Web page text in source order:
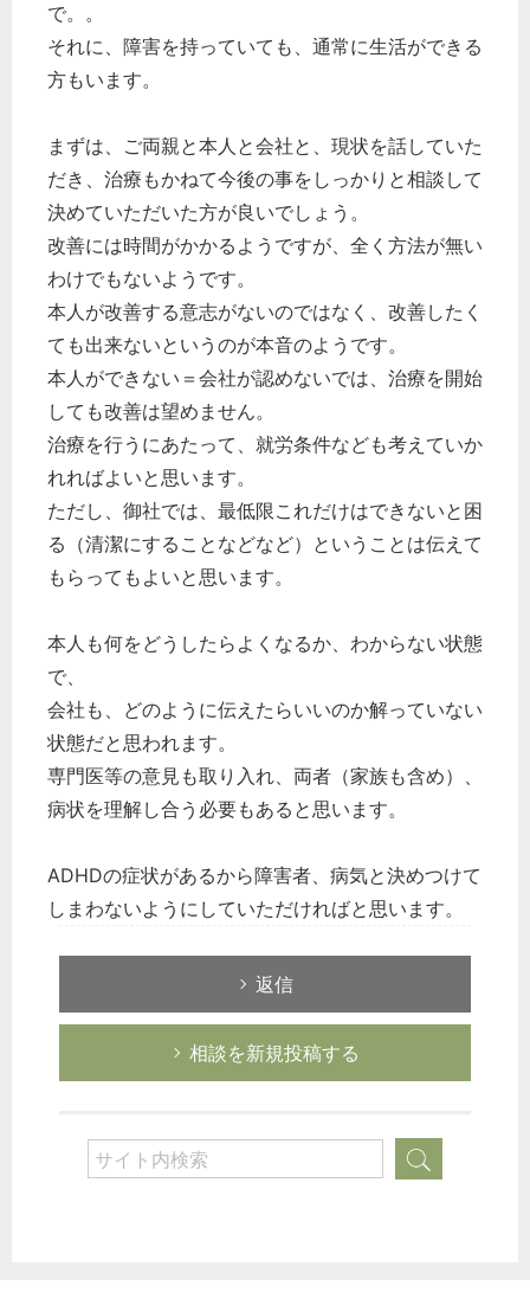
で。。
それに、障害を持っていても、通常に生活ができる
方もいます。
まずは、ご両親と本人と会社と、現状を話していた
だき、治療もかねて今後の事をしっかりと相談して
決めていただいた方が良いでしょう。
改善には時間がかかるようですが、全く方法が無い
わけでもないようです。
本人が改善する意志がないのではなく、改善したく
ても出来ないというのが本音のようです。
本人ができない＝会社が認めないでは、治療を開始
しても改善は望めません。
治療を行うにあたって、就労条件なども考えていか
れればよいと思います。
ただし、御社では、最低限これだけはできないと困
る（清潔にすることなどなど）ということは伝えて
もらってもよいと思います。
本人も何をどうしたらよくなるか、わからない状態
で、
会社も、どのように伝えたらいいのか解っていない
状態だと思われます。
専門医等の意見も取り入れ、両者（家族も含め）、
病状を理解し合う必要もあると思います。
ADHDの症状があるから障害者、病気と決めつけて
しまわないようにしていただければと思います。
返信
相談を新規投稿する